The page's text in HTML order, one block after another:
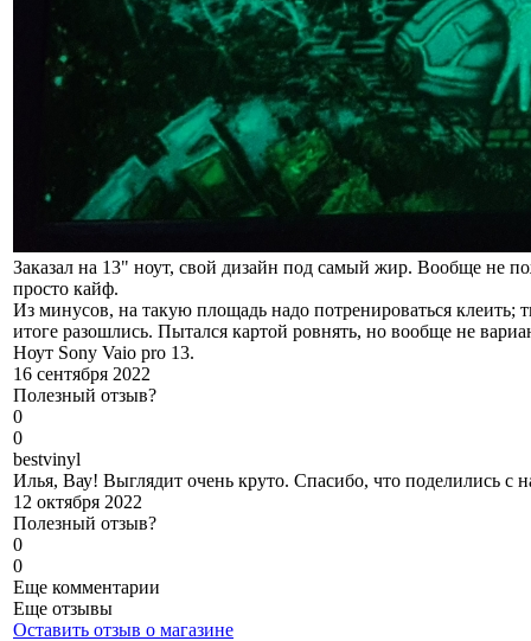
Заказал на 13" ноут, свой дизайн под самый жир. Вообще не
просто кайф.
Из минусов, на такую площадь надо потренироваться клеить;
итоге разошлись. Пытался картой ровнять, но вообще не
Ноут Sony Vaio pro 13.
16 сентября 2022
Полезный отзыв?
0
0
bestvinyl
Илья, Вау! Выглядит очень круто. Спасибо, что поделились с
12 октября 2022
Полезный отзыв?
0
0
Еще комментарии
Еще отзывы
Оставить отзыв о магазине